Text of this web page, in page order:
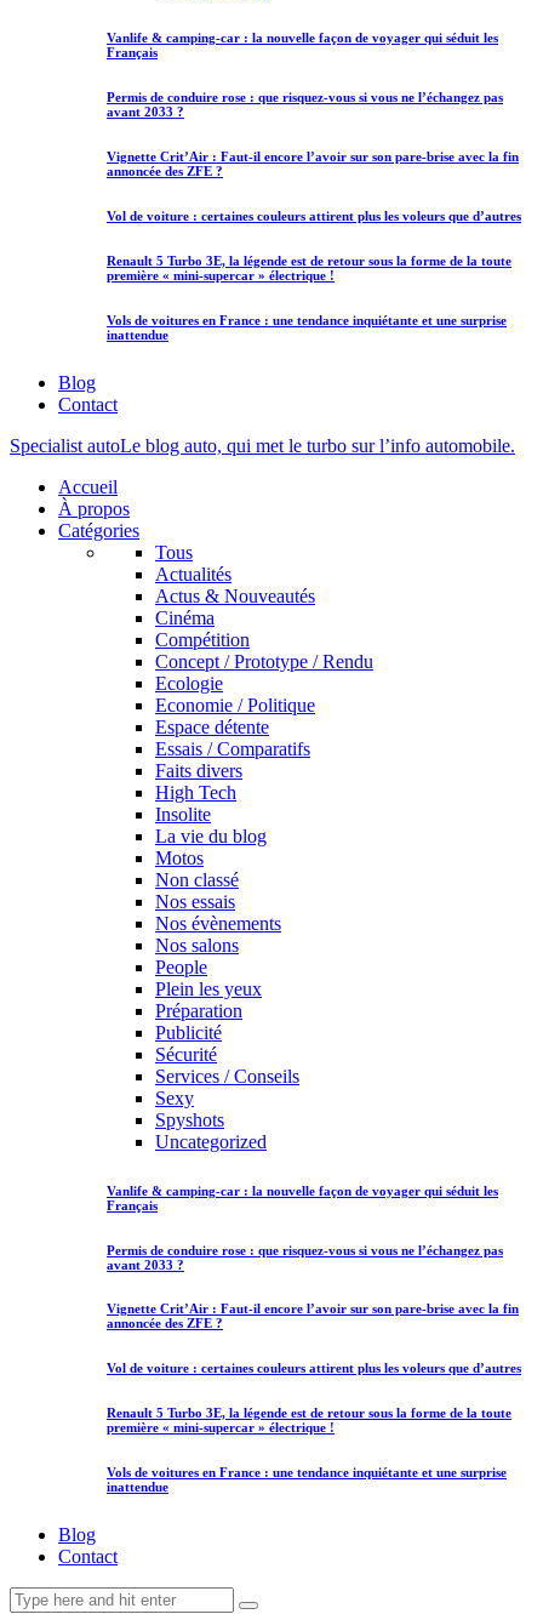
Vanlife & camping-car : la nouvelle façon de voyager qui séduit les
Français
Permis de conduire rose : que risquez-vous si vous ne l’échangez pas
avant 2033 ?
Vignette Crit’Air : Faut-il encore l’avoir sur son pare-brise avec la fin
annoncée des ZFE ?
Vol de voiture : certaines couleurs attirent plus les voleurs que d’autres
Renault 5 Turbo 3E, la légende est de retour sous la forme de la toute
première « mini-supercar » électrique !
Vols de voitures en France : une tendance inquiétante et une surprise
inattendue
Blog
Contact
Specialist autoLe blog auto, qui met le turbo sur l’info automobile.
Accueil
À propos
Catégories
Tous
Actualités
Actus & Nouveautés
Cinéma
Compétition
Concept / Prototype / Rendu
Ecologie
Economie / Politique
Espace détente
Essais / Comparatifs
Faits divers
High Tech
Insolite
La vie du blog
Motos
Non classé
Nos essais
Nos évènements
Nos salons
People
Plein les yeux
Préparation
Publicité
Sécurité
Services / Conseils
Sexy
Spyshots
Uncategorized
Vanlife & camping-car : la nouvelle façon de voyager qui séduit les
Français
Permis de conduire rose : que risquez-vous si vous ne l’échangez pas
avant 2033 ?
Vignette Crit’Air : Faut-il encore l’avoir sur son pare-brise avec la fin
annoncée des ZFE ?
Vol de voiture : certaines couleurs attirent plus les voleurs que d’autres
Renault 5 Turbo 3E, la légende est de retour sous la forme de la toute
première « mini-supercar » électrique !
Vols de voitures en France : une tendance inquiétante et une surprise
inattendue
Blog
Contact